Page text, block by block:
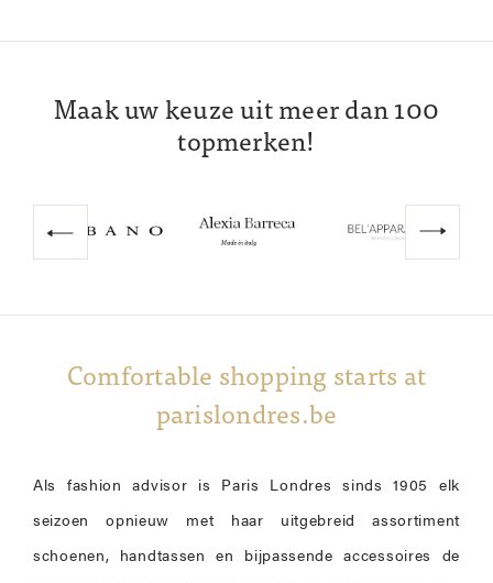
Maak uw keuze uit meer dan 100
topmerken!
Comfortable shopping starts at
parislondres.be
Als fashion advisor is Paris Londres sinds 1905 elk
seizoen opnieuw met haar uitgebreid assortiment
schoenen, handtassen en bijpassende accessoires de